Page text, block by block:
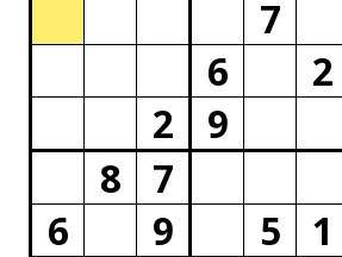
7
6
2
2
9
8
7
6
9 5
1